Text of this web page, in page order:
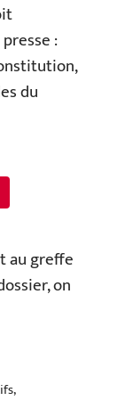
:
du
au greffe
on